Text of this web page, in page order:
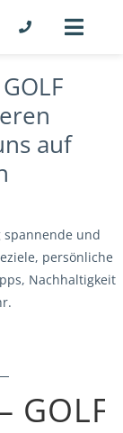
auf
und
persönliche
Nachhaltigkeit
GOLF